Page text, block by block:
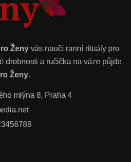
Ženy vás naučí ranní rituály pro
drobnosti a ručička na váze půjde
Ženy.
mlýna 8, Praha 4